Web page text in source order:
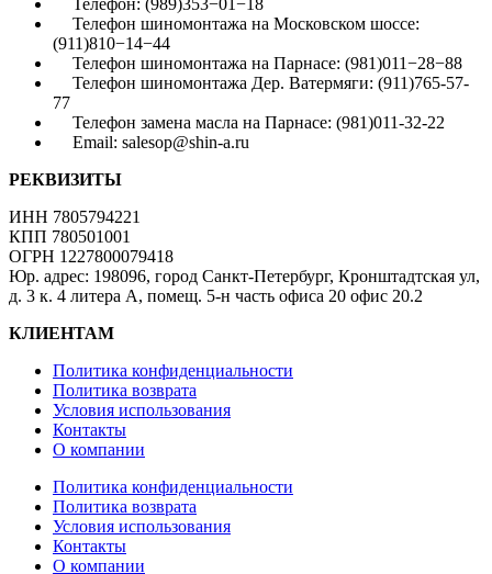
Телефон шиномонтажа на Московском шоссе:
(911)810−14−44
Телефон шиномонтажа на Парнасе: (981)011−28−88
Телефон шиномонтажа Дер. Ватермяги: (911)765-57-
77
Телефон замена масла на Парнасе: (981)011-32-22
Email: salesop@shin-a.ru
РЕКВИЗИТЫ
ИНН 7805794221
КПП 780501001
ОГРН 1227800079418
Юр. адрес: 198096, город Санкт-Петербург, Кронштадтская ул,
д. 3 к. 4 литера А, помещ. 5-н часть офиса 20 офис 20.2
КЛИЕНТАМ
Политика конфиденциальности
Политика возврата
Условия использования
Контакты
О компании
Политика конфиденциальности
Политика возврата
Условия использования
Контакты
О компании